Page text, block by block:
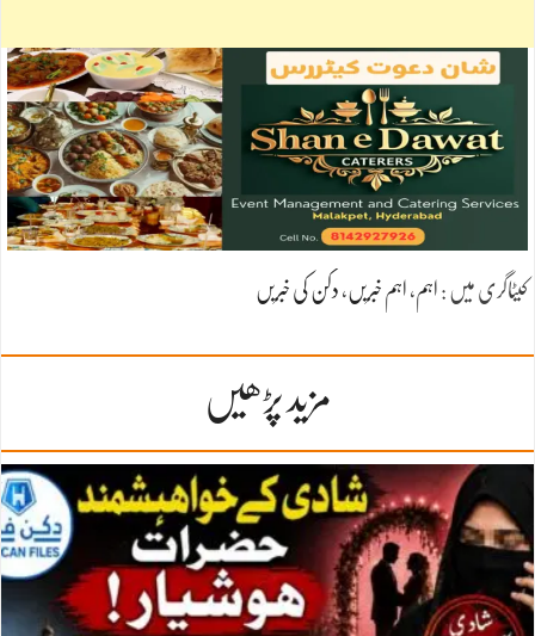
کیٹاگری میں : اہم ، اہم خبریں ، دکن کی خبریں
مزید پڑھیں